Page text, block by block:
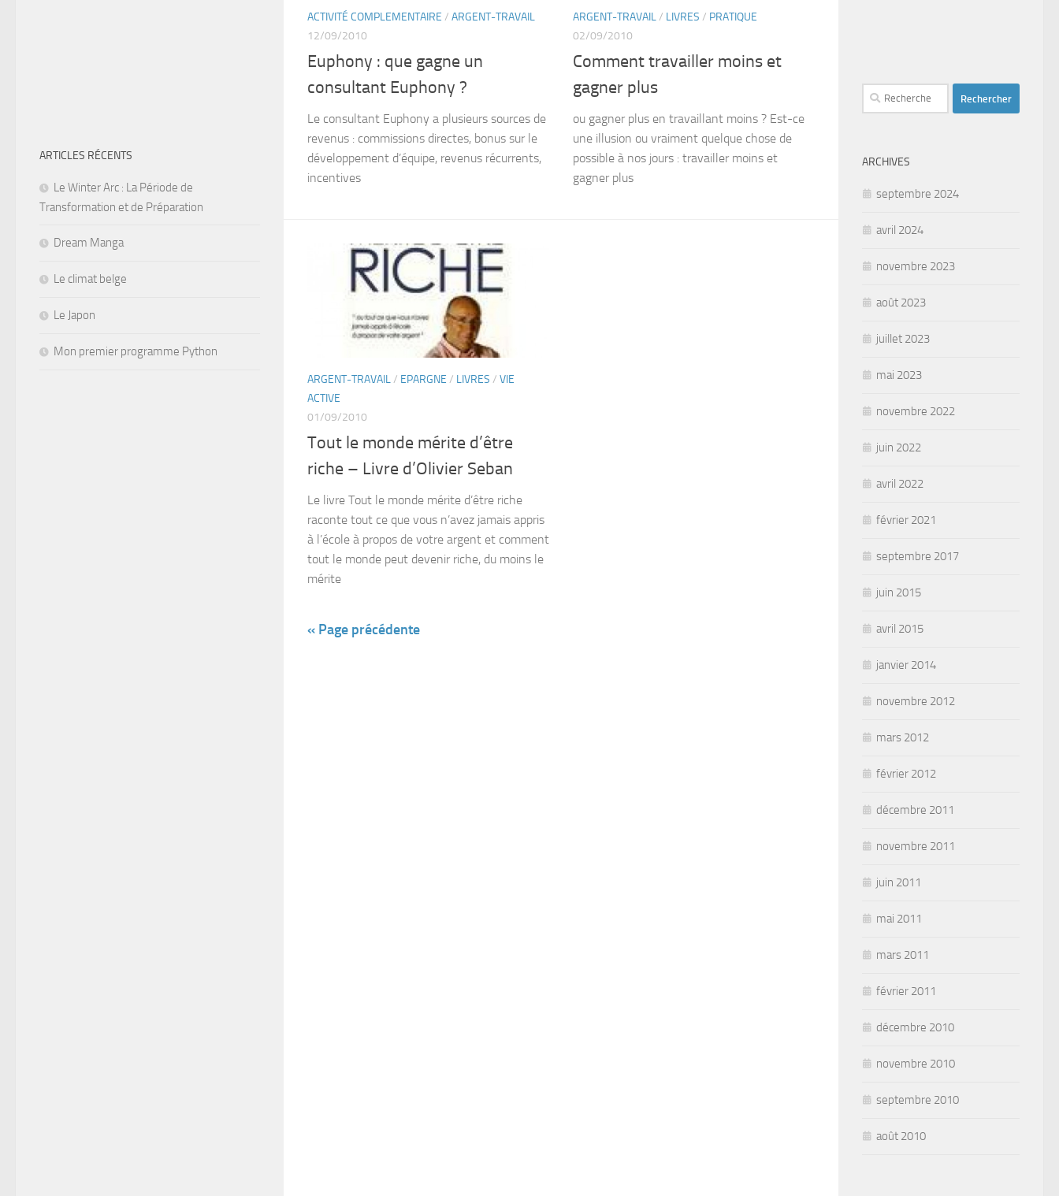
ACTIVITÉ COMPLEMENTAIRE / ARGENT-TRAVAIL
12/09/2010
Euphony : que gagne un
consultant Euphony ?
Le consultant Euphony a plusieurs sources de
revenus : commissions directes, bonus sur le
développement d’équipe, revenus récurrents,
incentives
ARGENT-TRAVAIL/ LIVRES / PRATIQUE
02/09/2010
Comment travailler moins et
gagner plus
ou gagner plus en travaillant moins ? Est-ce
une illusion ou vraiment quelque chose de
possible à nos jours : travailler moins et
gagner plus
ARGENT-TRAVAIL/ EPARGNE / LIVRES / VIE
ACTIVE
01/09/2010
Tout le monde mérite d’être
riche – Livre d’Olivier Seban
Le livre Tout le monde mérite d’être riche
raconte tout ce que vous n’avez jamais appris
à l’école à propos de votre argent et comment
tout le monde peut devenir riche, du moins le
mérite
« Page précédente
ARTICLES RÉCENTS
Le Winter Arc : La Période de
Transformation et de Préparation
Dream Manga
Le climat belge
Le Japon
Mon premier programme Python
Rechercher :
ARCHIVES
septembre 2024
avril 2024
novembre 2023
août 2023
juillet 2023
mai 2023
novembre 2022
juin 2022
avril 2022
février 2021
septembre 2017
juin 2015
avril 2015
janvier 2014
novembre 2012
mars 2012
février 2012
décembre 2011
novembre 2011
juin 2011
mai 2011
mars 2011
février 2011
décembre 2010
novembre 2010
septembre 2010
août 2010